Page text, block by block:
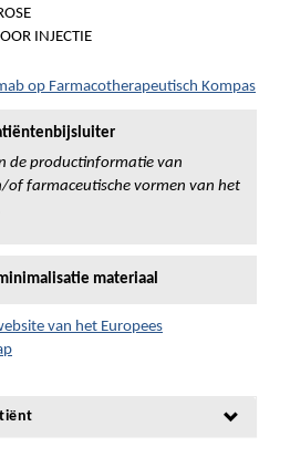
INJECTIE
op Farmacotherapeutisch Kompas
de productinformatie van
of farmaceutische vormen van het
materiaal
van het Europees